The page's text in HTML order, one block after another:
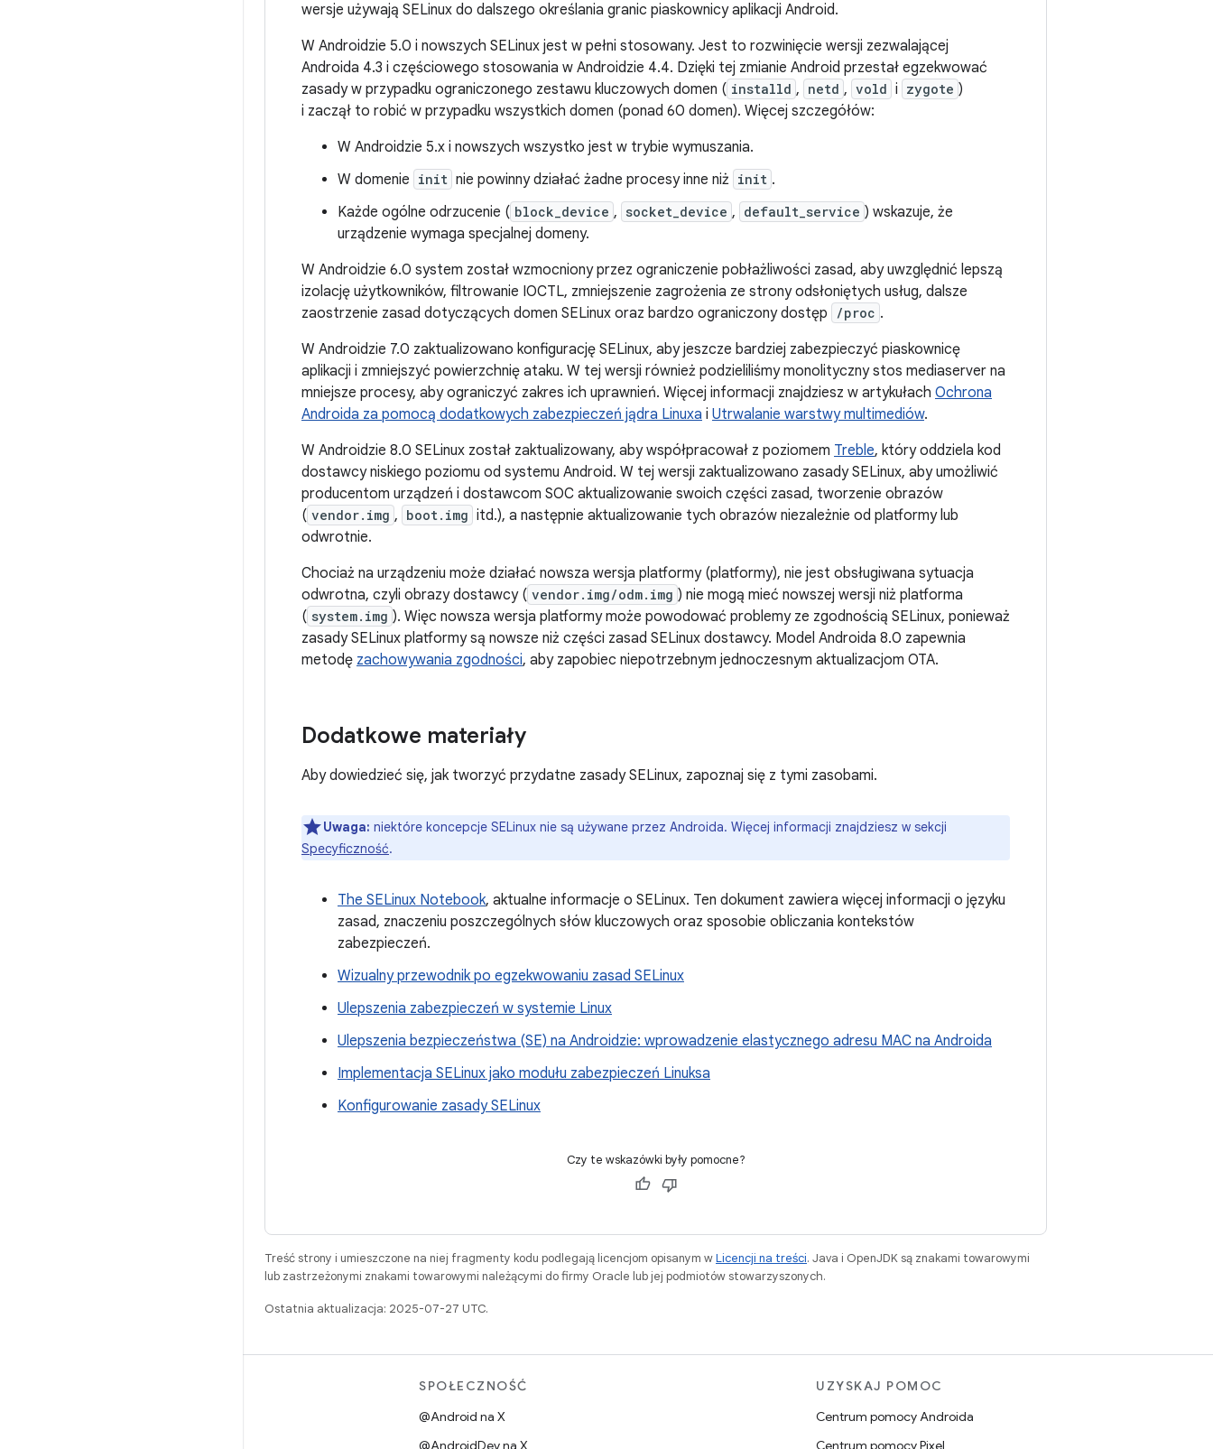
wersje używają SELinux do dalszego określania granic piaskownicy aplikacji Android.
W Androidzie 5.0 i nowszych SELinux jest w pełni stosowany. Jest to rozwinięcie wersji zezwalającej
Androida 4.3 i częściowego stosowania w Androidzie 4.4. Dzięki tej zmianie Android przestał egzekwować
zasady w przypadku ograniczonego zestawu kluczowych domen ( installd , netd , vold i zygote )
i zaczął to robić w przypadku wszystkich domen (ponad 60 domen). Więcej szczegółów:
W Androidzie 5.x i nowszych wszystko jest w trybie wymuszania.
W domenie init nie powinny działać żadne procesy inne niż init .
Każde ogólne odrzucenie ( block_device , socket_device , default_service ) wskazuje, że
urządzenie wymaga specjalnej domeny.
W Androidzie 6.0 system został wzmocniony przez ograniczenie pobłażliwości zasad, aby uwzględnić lepszą
izolację użytkowników, filtrowanie IOCTL, zmniejszenie zagrożenia ze strony odsłoniętych usług, dalsze
zaostrzenie zasad dotyczących domen SELinux oraz bardzo ograniczony dostęp
/proc .
W Androidzie 7.0 zaktualizowano konfigurację SELinux, aby jeszcze bardziej zabezpieczyć piaskownicę
aplikacji i zmniejszyć powierzchnię ataku. W tej wersji również podzieliliśmy monolityczny stos mediaserver na
mniejsze procesy, aby ograniczyć zakres ich uprawnień. Więcej informacji znajdziesz w artykułach Ochrona
Androida za pomocą dodatkowych zabezpieczeń jądra Linuxa i Utrwalanie warstwy multimediów.
W Androidzie 8.0 SELinux został zaktualizowany, aby współpracował z poziomem Treble, który oddziela kod
dostawcy niskiego poziomu od systemu Android. W tej wersji zaktualizowano zasady SELinux, aby umożliwić
producentom urządzeń i dostawcom SOC aktualizowanie swoich części zasad, tworzenie obrazów
( vendor.img , boot.img itd.), a następnie aktualizowanie tych obrazów niezależnie od platformy lub
odwrotnie.
Chociaż na urządzeniu może działać nowsza wersja platformy (platformy), nie jest obsługiwana sytuacja
odwrotna, czyli obrazy dostawcy ( vendor.img/odm.img ) nie mogą mieć nowszej wersji niż platforma
( system.img ). Więc nowsza wersja platformy może powodować problemy ze zgodnością SELinux, ponieważ
zasady SELinux platformy są nowsze niż części zasad SELinux dostawcy. Model Androida 8.0 zapewnia
metodę zachowywania zgodności, aby zapobiec niepotrzebnym jednoczesnym aktualizacjom OTA.
Dodatkowe materiały
Aby dowiedzieć się, jak tworzyć przydatne zasady SELinux, zapoznaj się z tymi zasobami.
Uwaga: niektóre koncepcje SELinux nie są używane przez Androida. Więcej informacji znajdziesz w sekcji
Specyficzność.
The SELinux Notebook, aktualne informacje o SELinux. Ten dokument zawiera więcej informacji o języku
zasad, znaczeniu poszczególnych słów kluczowych oraz sposobie obliczania kontekstów
zabezpieczeń.
Wizualny przewodnik po egzekwowaniu zasad SELinux
Ulepszenia zabezpieczeń w systemie Linux
Ulepszenia bezpieczeństwa (SE) na Androidzie: wprowadzenie elastycznego adresu MAC na Androida
Implementacja SELinux jako modułu zabezpieczeń Linuksa
Konfigurowanie zasady SELinux
Czy te wskazówki były pomocne?
Treść strony i umieszczone na niej fragmenty kodu podlegają licencjom opisanym wLicencji na treści. Java i OpenJDK są znakami towarowymi
lub zastrzeżonymi znakami towarowymi należącymi do firmy Oracle lub jej podmiotów stowarzyszonych.
Ostatnia aktualizacja: 2025-07-27 UTC.
SPOŁECZNOŚĆ
@Android na X
@AndroidDev na X
UZYSKAJ POMOC
Centrum pomocy Androida
Centrum pomocy Pixel